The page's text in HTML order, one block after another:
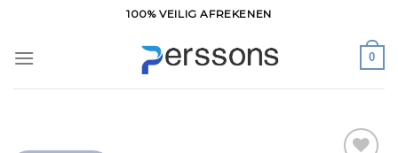
inhoud
100% VEILIG AFREKENEN
0